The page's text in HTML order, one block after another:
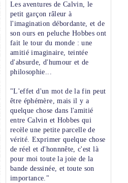
Les aventures de Calvin, le
petit garçon râleur à
l'imagination débordante, et de
son ours en peluche Hobbes ont
fait le tour du monde : une
amitié imaginaire, teintée
d'absurde, d'humour et de
philosophie...
"L'effet d'un mot de la fin peut
être éphémère, mais il y a
quelque chose dans l'amitié
entre Calvin et Hobbes qui
recèle une petite parcelle de
vérité. Exprimer quelque chose
de réel et d'honnnête, c'est là
pour moi toute la joie de la
bande dessinée, et toute son
importance."